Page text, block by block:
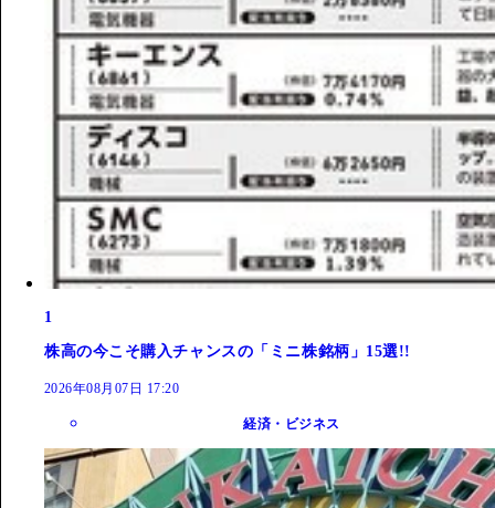
1
株高の今こそ購入チャンスの「ミニ株銘柄」15選!!
2026年08月07日 17:20
経済・ビジネス